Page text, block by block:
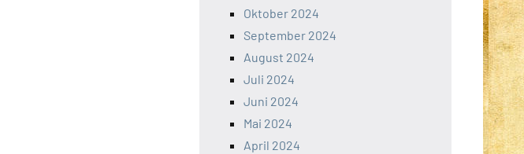
Oktober 2024
September 2024
August 2024
Juli 2024
Juni 2024
Mai 2024
April 2024